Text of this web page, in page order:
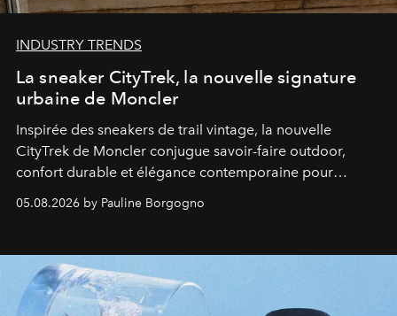
INDUSTRY TRENDS
La sneaker CityTrek, la nouvelle signature
urbaine de Moncler
Inspirée des sneakers de trail vintage, la nouvelle
CityTrek de Moncler conjugue savoir-faire outdoor,
confort durable et élégance contemporaine pour
accompagner les explorations du quotidien.
05.08.2026 by Pauline Borgogno